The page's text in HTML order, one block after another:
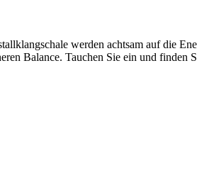
werden achtsam auf die
Balance. Tauchen Sie ein und finden